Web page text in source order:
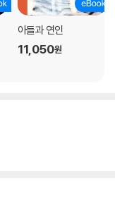
아들과 연인
11,050원